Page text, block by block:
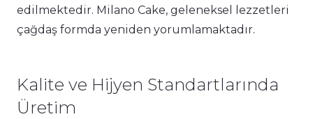
edilmektedir. Milano Cake, geleneksel lezzetleri
çağdaş formda yeniden yorumlamaktadır.
Kalite ve Hijyen Standartlarında
Üretim